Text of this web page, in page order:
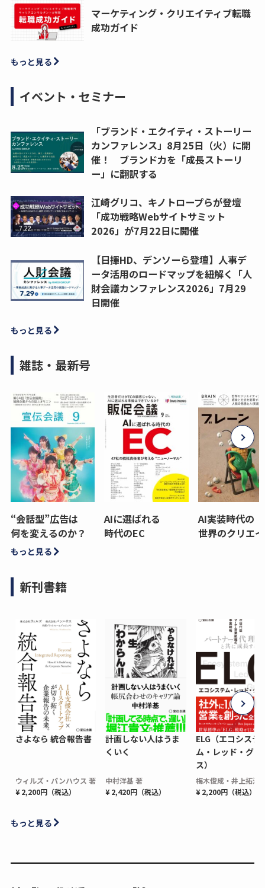
マーケティング・クリエイティブ転職
成功ガイド
もっと見る
イベント・セミナー
「ブランド・エクイティ・ストーリー
カンファレンス」8月25日（火）に開
催！ ブランド力を「成長ストーリ
ー」に翻訳する
江崎グリコ、キノトロープらが登壇
「成功戦略Webサイトサミット
2026」が7月22日に開催
【日揮HD、デンソーら登壇】人事デ
ータ活用のロードマップを紐解く「人
財会議カンファレンス2026」7月29
日開催
もっと見る
雑誌・最新号
“会話型”広告は
何を変えるのか？
AIに選ばれる
時代のEC
AI実装時代の
世界のクリエ
もっと見る
新刊書籍
さよなら 統合報告書
ウィルズ・パンハウス 著
¥ 2,200円（税込）
計画しない人はうま
くいく
中村洋基 著
¥ 2,420円（税込）
ELG（エコシステ
ム・レッド・グロ
ス）
梅木俊成・井上拓海
¥ 2,200円（税込）
もっと見る